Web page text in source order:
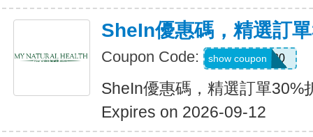
SheIn優惠碼，精選訂
Coupon Code: AFFCOS30
show coupon
SheIn優惠碼，精選訂單30%
Expires on 2026-09-12